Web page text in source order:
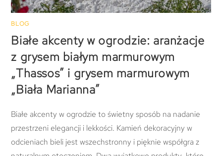
BLOG
Białe akcenty w ogrodzie: aranżacje
z grysem białym marmurowym
„Thassos” i grysem marmurowym
„Biała Marianna”
Białe akcenty w ogrodzie to świetny sposób na nadanie
przestrzeni elegancji i lekkości. Kamień dekoracyjny w
odcieniach bieli jest wszechstronny i pięknie współgra z